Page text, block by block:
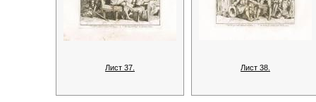
Лист 37. Лист 38.